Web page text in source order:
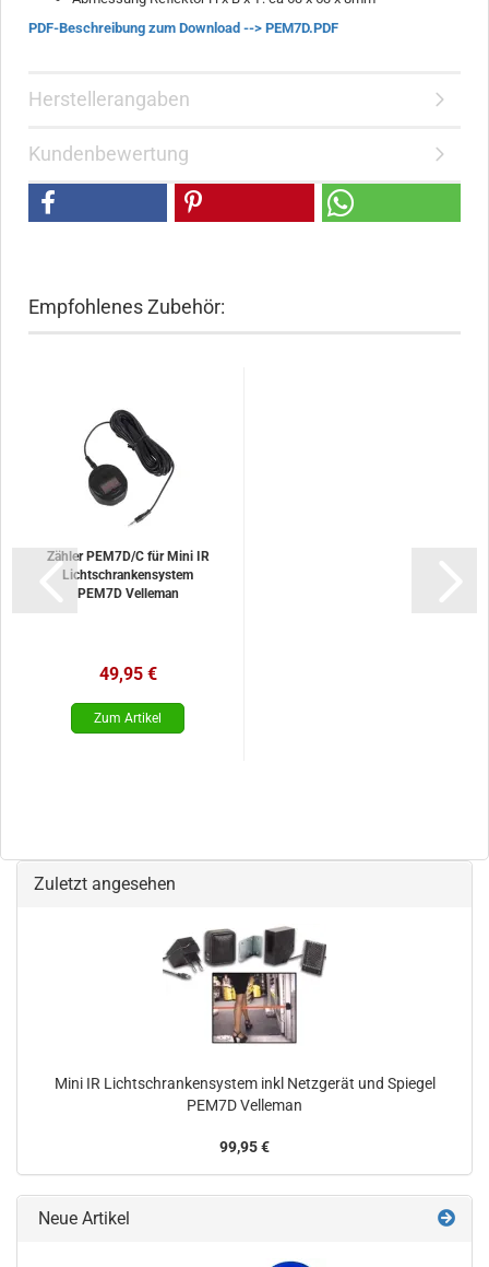
PDF-Beschreibung zum Download --> PEM7D.PDF
Herstellerangaben
Kundenbewertung
Empfohlenes Zubehör:
Zähler PEM7D/C für Mini IR
Lichtschrankensystem
PEM7D Velleman
49,95 €
Zuletzt angesehen
Mini IR Lichtschrankensystem inkl Netzgerät und Spiegel
PEM7D Velleman
99,95 €
Neue Artikel